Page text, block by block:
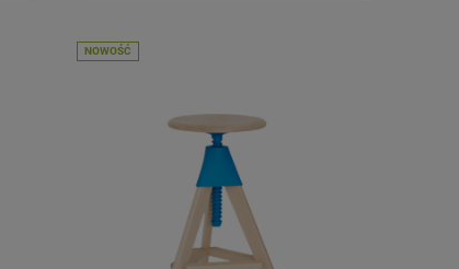
NOWOŚĆ